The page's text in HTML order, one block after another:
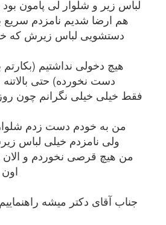
لباس زیر و شلوار لی پامون
هم ارضا شدیم نامزدم سریع
دستشویی لباس زیرش که
هیچ دخولی نداشتیم
دست نخورده) حتی
من به خودم دست زدم
ولی نامزدم خیلی لباس
جناب آقای دکتر میشه راهنماییم